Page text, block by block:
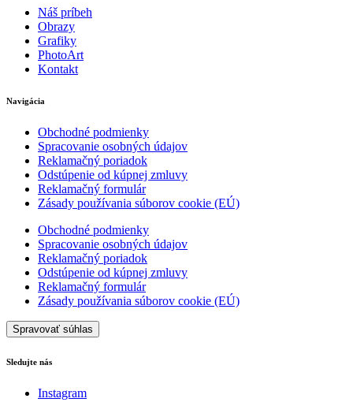
Náš príbeh
Obrazy
Grafiky
PhotoArt
Kontakt
Navigácia
Obchodné podmienky
Spracovanie osobných údajov
Reklamačný poriadok
Odstúpenie od kúpnej zmluvy
Reklamačný formulár
Zásady používania súborov cookie (EÚ)
Obchodné podmienky
Spracovanie osobných údajov
Reklamačný poriadok
Odstúpenie od kúpnej zmluvy
Reklamačný formulár
Zásady používania súborov cookie (EÚ)
Spravovať súhlas
Sledujte nás
Instagram